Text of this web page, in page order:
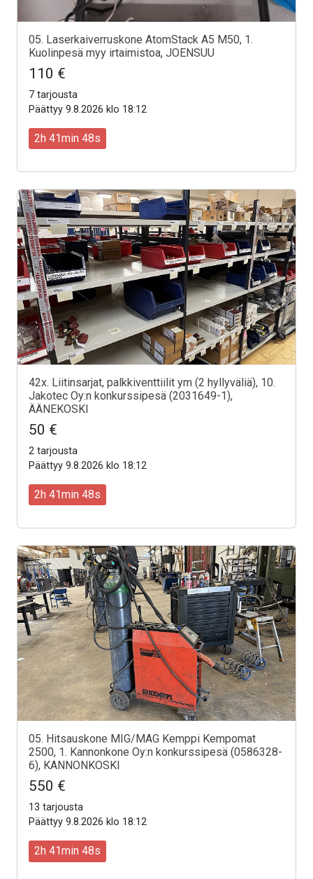
05. Laserkaiverruskone AtomStack A5 M50, 1.
Kuolinpesä myy irtaimistoa, JOENSUU
110 €
7 tarjousta
Päättyy 9.8.2026 klo 18:12
2h 41min 46s
42x. Liitinsarjat, palkkiventtiilit ym (2 hyllyväliä), 10.
Jakotec Oy:n konkurssipesä (2031649-1),
ÄÄNEKOSKI
50 €
2 tarjousta
Päättyy 9.8.2026 klo 18:12
2h 41min 46s
05. Hitsauskone MIG/MAG Kemppi Kempomat
2500, 1. Kannonkone Oy:n konkurssipesä (0586328-
6), KANNONKOSKI
550 €
13 tarjousta
Päättyy 9.8.2026 klo 18:12
2h 41min 46s